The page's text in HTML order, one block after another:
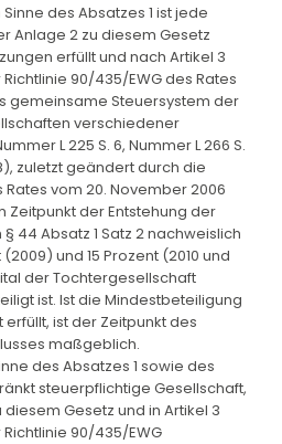
des Absatzes 1 ist jede
Anlage 2 zu diesem Gesetz
erfüllt und nach Artikel 3
90/435/EWG des Rates
gemeinsame Steuersystem der
verschiedener
L 225 S. 6, Nummer L 266 S.
zuletzt geändert durch die
vom 20. November 2006
Zeitpunkt der Entstehung der
44 Absatz 1 Satz 2 nachweislich
und 15 Prozent (2010 und
der Tochtergesellschaft
ist. Ist die Mindestbeteiligung
ist der Zeitpunkt des
maßgeblich.
des Absatzes 1 sowie des
steuerpflichtige Gesellschaft,
Gesetz und in Artikel 3
90/435/EWG